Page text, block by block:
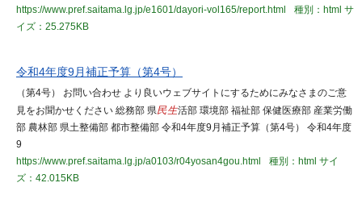
https://www.pref.saitama.lg.jp/e1601/dayori-vol165/report.html
種別：html サ
イズ：25.275KB
令和4年度9月補正予算（第4号）
（第4号） お問い合わせ より良いウェブサイトにするためにみなさまのご意
見をお聞かせください 総務部 県民生活部 環境部 福祉部 保健医療部 産業労働
部 農林部 県土整備部 都市整備部 令和4年度9月補正予算（第4号） 令和4年度
9
https://www.pref.saitama.lg.jp/a0103/r04yosan4gou.html
種別：html サイ
ズ：42.015KB